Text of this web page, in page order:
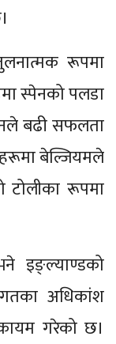
रूपमा
स्पेनको पलडा
बढी सफलता
बेल्जियमले
टोलीका रूपमा
इङ्ल्याण्डको
अधिकांश
गरेको छ।